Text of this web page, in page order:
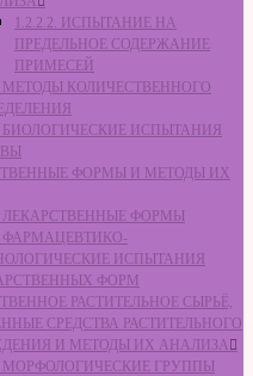
1.2.2.2. ИСПЫТАНИЕ НА
ПРЕДЕЛЬНОЕ СОДЕРЖАНИЕ
ПРИМЕСЕЙ
МЕТОДЫ КОЛИЧЕСТВЕННОГО
БИОЛОГИЧЕСКИЕ ИСПЫТАНИЯ
ФОРМЫ И МЕТОДЫ ИХ
ЛЕКАРСТВЕННЫЕ ФОРМЫ
ФАРМАЦЕВТИКО-
ИСПЫТАНИЯ
ФОРМ
РАСТИТЕЛЬНОЕ СЫРЬЁ,
СРЕДСТВА РАСТИТЕЛЬНОГО
И МЕТОДЫ ИХ АНАЛИЗА
МОРФОЛОГИЧЕСКИЕ ГРУППЫ